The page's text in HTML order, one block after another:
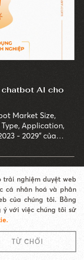
chatbot AI cho
Market Size,
Application,
- 2029" của
năm 2029, với tỷ
đến 23,3%.
trải nghiệm duyệt web
cá nhân hoá và phân
của chúng tôi. Bằng
ý với việc chúng tôi sử
TỪ CHỐI